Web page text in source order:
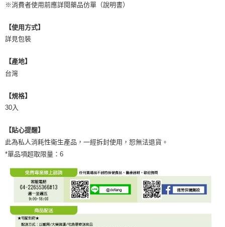
※消費者使用前應詳閱藥品仿單（說明書）
【使用方式】
詳見包裝
【產地】
台灣
【規格】
30入
【貼心提醒】
此為私人消耗性衛生產品，一經拆封使用，恕無法退貨。
*單品項超取限量：6